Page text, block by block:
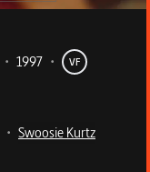
• 1997 •
VF
• Swoosie Kurtz